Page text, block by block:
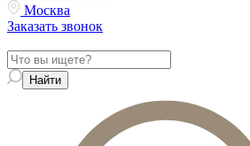
Москва
Заказать звонок